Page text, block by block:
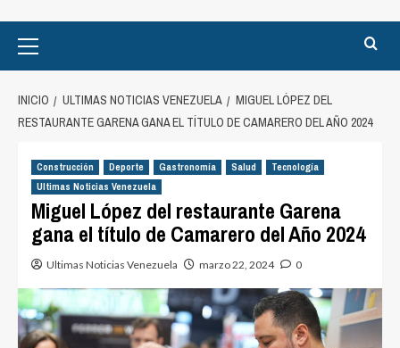
Menu
INICIO ULTIMAS NOTICIAS VENEZUELA
MIGUEL LÓPEZ DEL
RESTAURANTE GARENA GANA EL TÍTULO DE CAMARERO DEL AÑO 2024
Construcción Deporte Gastronomía Salud
Tecnología
Ultimas Noticias Venezuela
Miguel López del restaurante Garena
gana el título de Camarero del Año 2024
Ultimas Noticias Venezuela marzo 22, 2024 0